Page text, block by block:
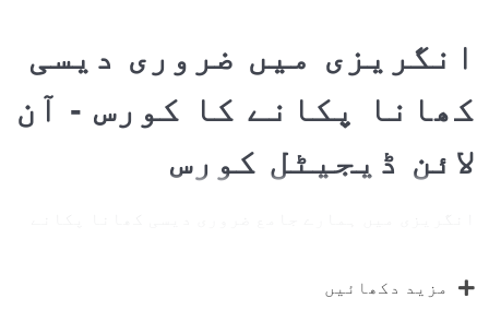
انگریزی میں ضروری دیسی
کھانا پکانے کا کورس - آن
لائن ڈیجیٹل کورس
یا تجربہ کار باورچی، یہ کورس آپ کی مستند دیسی
مزید دکھائیں